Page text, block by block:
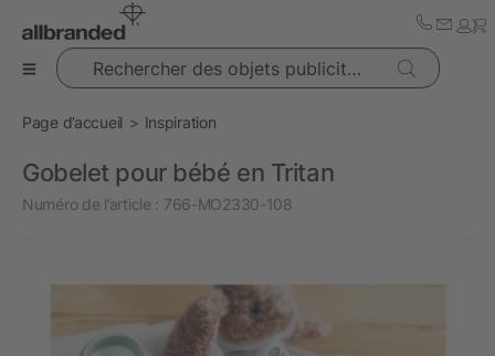
Rechercher des objets publicitaires
Page d’accueil Inspiration
Gobelet pour bébé en Tritan
Numéro de l’article : 766-MO2330-108